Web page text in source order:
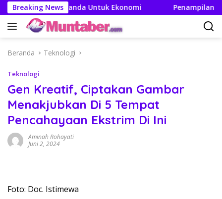
Langsung
ke
konten
Breaking News
Efek Berganda Untuk Ekonomi Penampilan dan
Beranda Teknologi
Teknologi
Gen Kreatif, Ciptakan Gambar
Menakjubkan Di 5 Tempat
Pencahayaan Ekstrim Di Ini
Aminah Rohayati
Juni 2, 2024
Foto: Doc. Istimewa